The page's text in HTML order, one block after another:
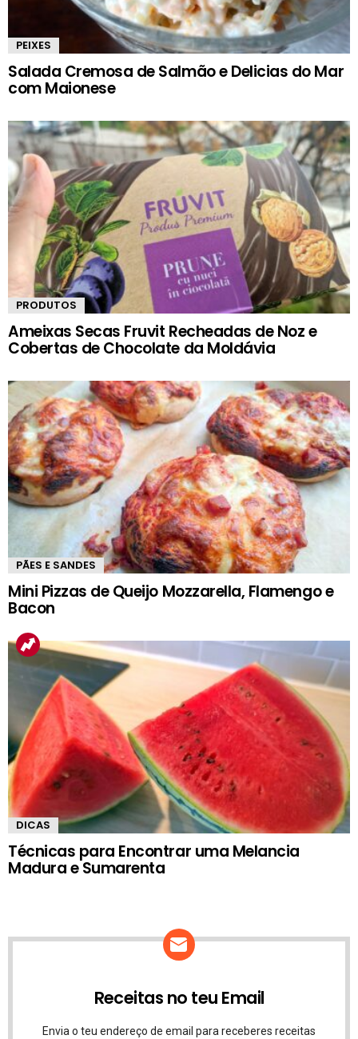
PEIXES
Salada Cremosa de Salmão e Delicias do Mar
com Maionese
PRODUTOS
Ameixas Secas Fruvit Recheadas de Noz e
Cobertas de Chocolate da Moldávia
PÃES E SANDES
Mini Pizzas de Queijo Mozzarella, Flamengo e
Bacon
DICAS
Técnicas para Encontrar uma Melancia
Madura e Sumarenta
Receitas no teu Email
Envia o teu endereço de email para receberes receitas